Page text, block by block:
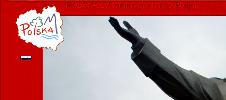
POLSKA.LV forums par un ap Poliju